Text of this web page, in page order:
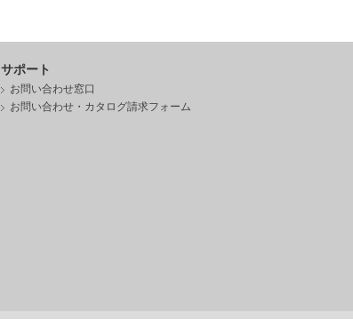
サポート
お問い合わせ窓口
お問い合わせ・カタログ請求フォーム